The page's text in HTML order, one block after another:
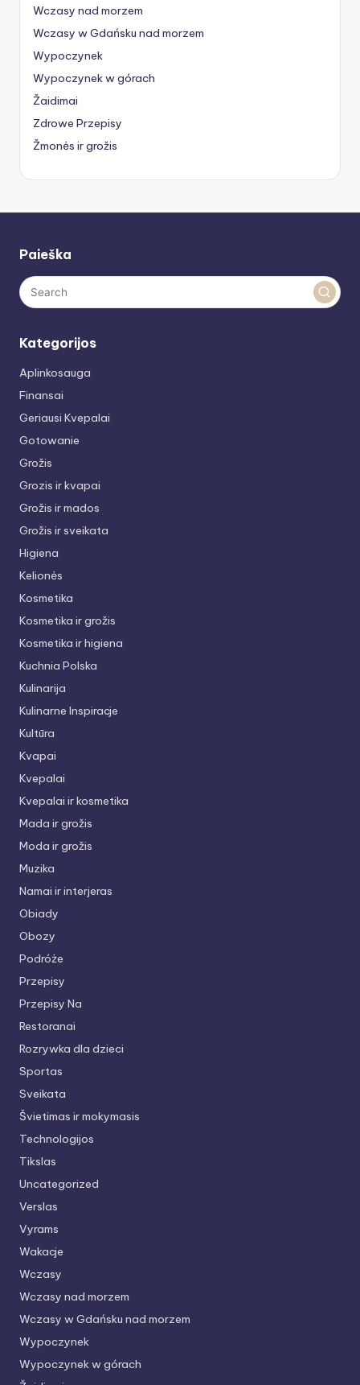
Wczasy nad morzem
Wczasy w Gdańsku nad morzem
Wypoczynek
Wypoczynek w górach
Žaidimai
Zdrowe Przepisy
Žmonės ir grožis
Paieška
Kategorijos
Aplinkosauga
Finansai
Geriausi Kvepalai
Gotowanie
Grožis
Grozis ir kvapai
Grožis ir mados
Grožis ir sveikata
Higiena
Kelionės
Kosmetika
Kosmetika ir grožis
Kosmetika ir higiena
Kuchnia Polska
Kulinarija
Kulinarne Inspiracje
Kultūra
Kvapai
Kvepalai
Kvepalai ir kosmetika
Mada ir grožis
Moda ir grožis
Muzika
Namai ir interjeras
Obiady
Obozy
Podróże
Przepisy
Przepisy Na
Restoranai
Rozrywka dla dzieci
Sportas
Sveikata
Švietimas ir mokymasis
Technologijos
Tikslas
Uncategorized
Verslas
Vyrams
Wakacje
Wczasy
Wczasy nad morzem
Wczasy w Gdańsku nad morzem
Wypoczynek
Wypoczynek w górach